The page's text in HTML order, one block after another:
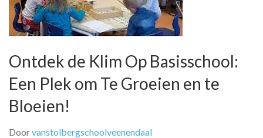
Ontdek de Klim Op Basisschool:
Een Plek om Te Groeien en te
Bloeien!
Doorvanstolbergschoolveenendaal